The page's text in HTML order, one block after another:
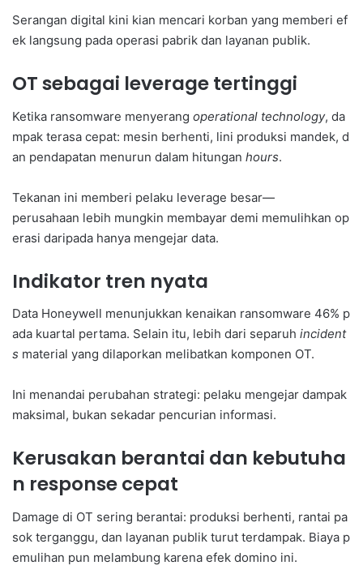
Serangan digital kini kian mencari korban yang memberi ef
ek langsung pada operasi pabrik dan layanan publik.
OT sebagai leverage tertinggi
Ketika ransomware menyerang operational technology, da
mpak terasa cepat: mesin berhenti, lini produksi mandek, d
an pendapatan menurun dalam hitungan hours.
Tekanan ini memberi pelaku leverage besar—
perusahaan lebih mungkin membayar demi memulihkan op
erasi daripada hanya mengejar data.
Indikator tren nyata
Data Honeywell menunjukkan kenaikan ransomware 46% p
ada kuartal pertama. Selain itu, lebih dari separuh incident
s material yang dilaporkan melibatkan komponen OT.
Ini menandai perubahan strategi: pelaku mengejar dampak
maksimal, bukan sekadar pencurian informasi.
Kerusakan berantai dan kebutuha
n response cepat
Damage di OT sering berantai: produksi berhenti, rantai pa
sok terganggu, dan layanan publik turut terdampak. Biaya p
emulihan pun melambung karena efek domino ini.